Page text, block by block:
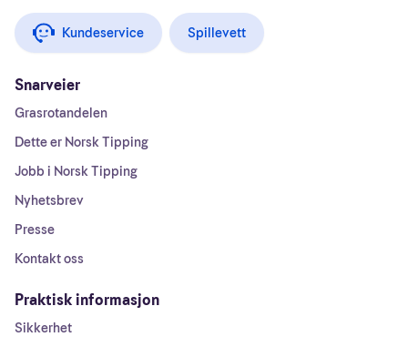
Kundeservice Spillevett
Snarveier
Grasrotandelen
Dette er Norsk Tipping
Jobb i Norsk Tipping
Nyhetsbrev
Presse
Kontakt oss
Praktisk informasjon
Sikkerhet